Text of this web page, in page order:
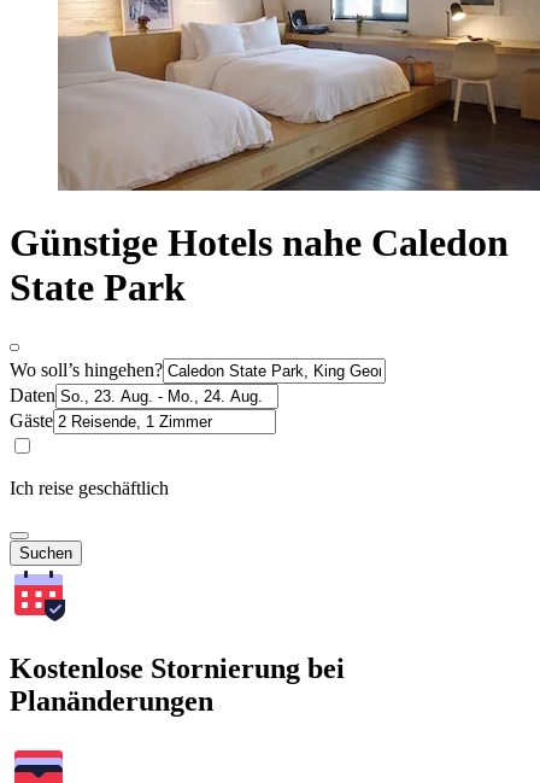
Günstige Hotels nahe Caledon
State Park
Wo soll’s hingehen?
Daten
Gäste
Ich reise geschäftlich
Suchen
Kostenlose Stornierung bei
Planänderungen